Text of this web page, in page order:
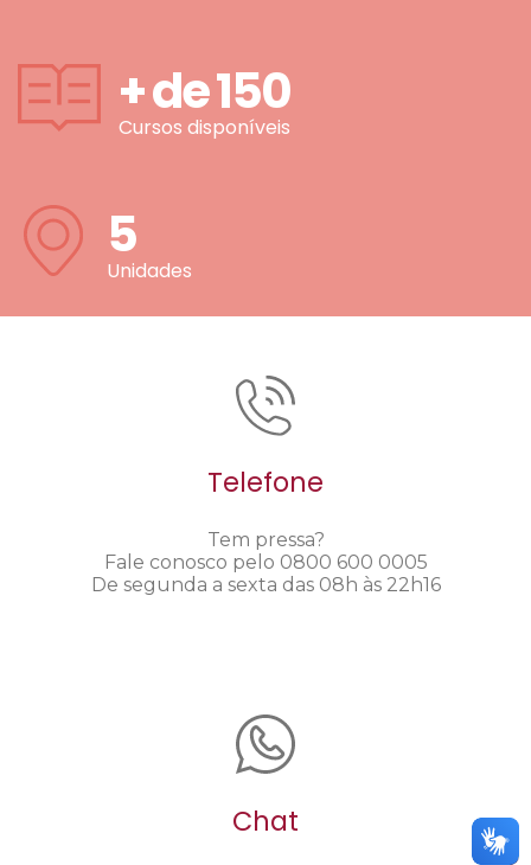
+ de150
Cursos disponíveis
5
Unidades
Telefone
Tem pressa?
Fale conosco pelo 0800 600 0005
De segunda a sexta das 08h às 22h16
Chat